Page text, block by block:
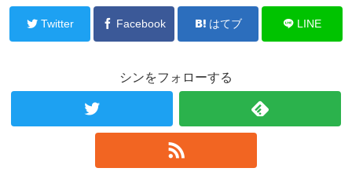
Twitter Facebook はてブ LINE
シンをフォローする